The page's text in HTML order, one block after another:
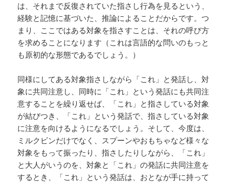
は、それまで反復されていた指さし行為を見るという、
経験と記憶に基づいた、推論によることだからです。つ
まり、ここではある対象を指さすことは、それの呼び方
を求めることになります（これは言語的な問いのもっと
も原初的な形態であるでしょう。）
同様にしてある対象指さしながら「これ」と発話し、対
象に共同注意し、同時に「これ」という発話にも共同注
意することを繰り返せば、「これ」と指さしている対象
が結びつき、「これ」という発話で、指さしている対象
に注意を向けるようになるでしょう。そして、今度は、
ミルクビンだけでなく、スプーンやおもちゃなど様々な
対象をもって振ったり、指さしたりしながら、「これ」
と大人がいうのを、対象と「これ」の発話に共同注意を
するとき、「これ」という発話は、おとなが手に持って